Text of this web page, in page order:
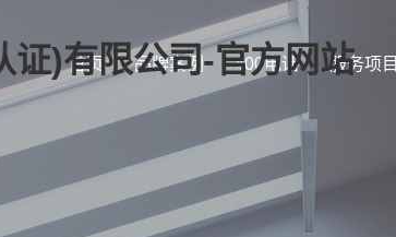
证)有限公司-官方网站
首页 品牌案例 400电话 服务项目